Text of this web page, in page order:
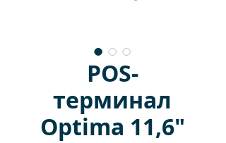
POS-
терминал
Optima 11,6"